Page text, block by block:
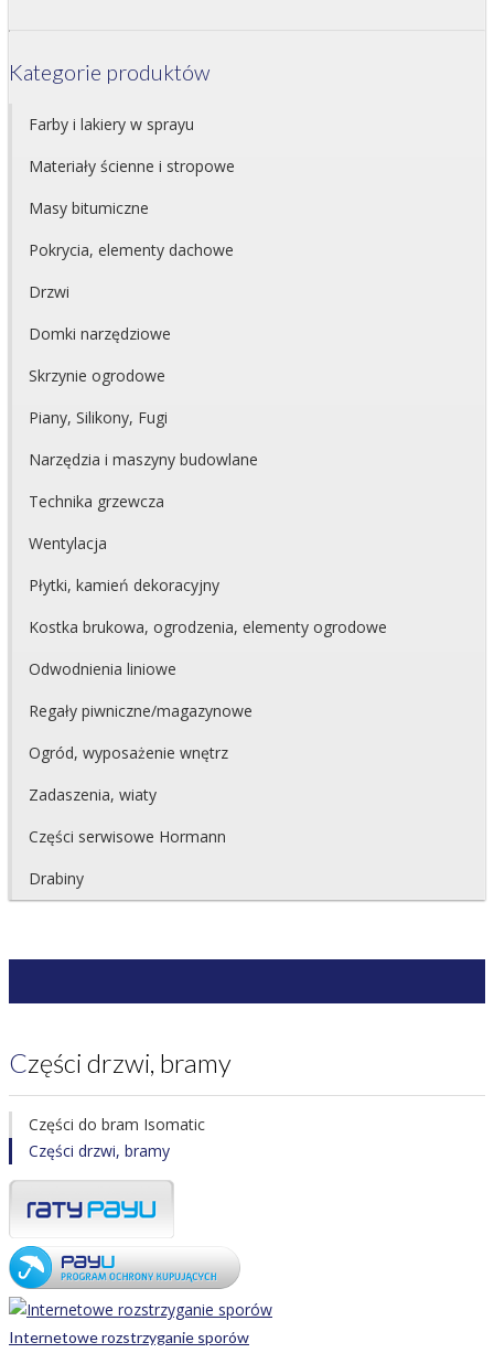
Kategorie produktów
Farby i lakiery w sprayu
Materiały ścienne i stropowe
Masy bitumiczne
Pokrycia, elementy dachowe
Drzwi
Domki narzędziowe
Skrzynie ogrodowe
Piany, Silikony, Fugi
Narzędzia i maszyny budowlane
Technika grzewcza
Wentylacja
Płytki, kamień dekoracyjny
Kostka brukowa, ogrodzenia, elementy ogrodowe
Odwodnienia liniowe
Regały piwniczne/magazynowe
Ogród, wyposażenie wnętrz
Zadaszenia, wiaty
Części serwisowe Hormann
Drabiny
Części drzwi, bramy
Części do bram Isomatic
Części drzwi, bramy
Internetowe rozstrzyganie sporów